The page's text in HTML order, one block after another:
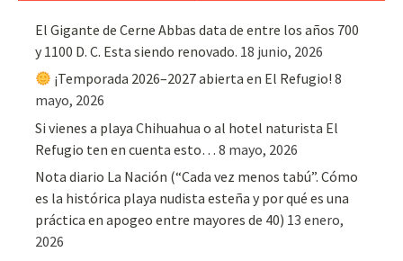
El Gigante de Cerne Abbas data de entre los años 700
y 1100 D. C. Esta siendo renovado. 18 junio, 2026
¡Temporada 2026–2027 abierta en El Refugio! 8
mayo, 2026
Si vienes a playa Chihuahua o al hotel naturista El
Refugio ten en cuenta esto… 8 mayo, 2026
Nota diario La Nación (“Cada vez menos tabú”. Cómo
es la histórica playa nudista esteña y por qué es una
práctica en apogeo entre mayores de 40) 13 enero,
2026